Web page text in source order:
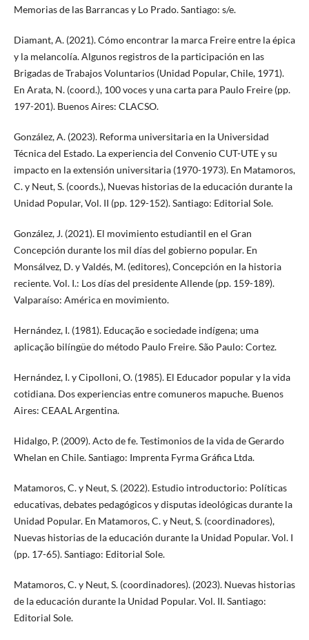
Memorias de las Barrancas y Lo Prado. Santiago: s/e.
Diamant, A. (2021). Cómo encontrar la marca Freire entre la épica
y la melancolía. Algunos registros de la participación en las
Brigadas de Trabajos Voluntarios (Unidad Popular, Chile, 1971).
En Arata, N. (coord.), 100 voces y una carta para Paulo Freire (pp.
197-201). Buenos Aires: CLACSO.
González, A. (2023). Reforma universitaria en la Universidad
Técnica del Estado. La experiencia del Convenio CUT-UTE y su
impacto en la extensión universitaria (1970-1973). En Matamoros,
C. y Neut, S. (coords.), Nuevas historias de la educación durante la
Unidad Popular, Vol. II (pp. 129-152). Santiago: Editorial Sole.
González, J. (2021). El movimiento estudiantil en el Gran
Concepción durante los mil días del gobierno popular. En
Monsálvez, D. y Valdés, M. (editores), Concepción en la historia
reciente. Vol. I.: Los días del presidente Allende (pp. 159-189).
Valparaíso: América en movimiento.
Hernández, I. (1981). Educação e sociedade indígena; uma
aplicação bilíngüe do método Paulo Freire. São Paulo: Cortez.
Hernández, I. y Cipolloni, O. (1985). El Educador popular y la vida
cotidiana. Dos experiencias entre comuneros mapuche. Buenos
Aires: CEAAL Argentina.
Hidalgo, P. (2009). Acto de fe. Testimonios de la vida de Gerardo
Whelan en Chile. Santiago: Imprenta Fyrma Gráfica Ltda.
Matamoros, C. y Neut, S. (2022). Estudio introductorio: Políticas
educativas, debates pedagógicos y disputas ideológicas durante la
Unidad Popular. En Matamoros, C. y Neut, S. (coordinadores),
Nuevas historias de la educación durante la Unidad Popular. Vol. I
(pp. 17-65). Santiago: Editorial Sole.
Matamoros, C. y Neut, S. (coordinadores). (2023). Nuevas historias
de la educación durante la Unidad Popular. Vol. II. Santiago:
Editorial Sole.